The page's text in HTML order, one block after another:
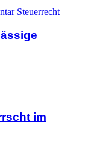
Steuerrecht
im